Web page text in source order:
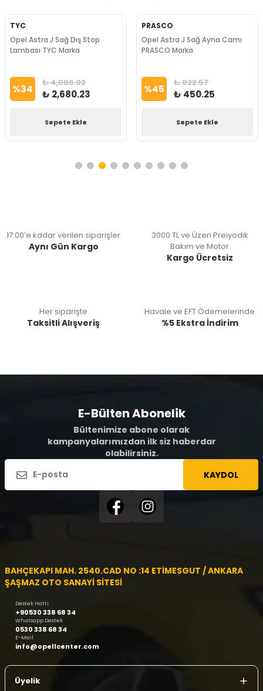
TYC
Opel Astra J Sağ Dış Stop
Lambası TYC Marka
%34 ₺ 4,086.02
₺ 2,680.23
Sepete Ekle
PRASCO
Opel Astra J Sağ Ayna Camı
PRASCO Marka
%45 ₺ 822.57
₺ 450.25
Sepete Ekle
17:00’e kadar verilen siparişler
Aynı Gün Kargo
3000 TL ve Üzeri Preiyodik
Bakım ve Motor
Kargo Ücretsiz
Her siparişte
Taksitli Alışveriş
Havale ve EFT Ödemelerinde
%5 Ekstra İndirim
E-Bülten Abonelik
Bültenimize abone olarak
kampanyalarımızdan ilk siz haberdar
olabilirsiniz.
KAYDOL
BAHÇEKAPI MAH. 2540.CAD NO :14 ETİMESGUT / ANKARA
ŞAŞMAZ OTO SANAYİ SİTESİ
Destek Hattı
+90530 338 68 34
Whatsapp Destek
0530 338 68 34
E-Mail
info@opellcenter.com
Üyelik